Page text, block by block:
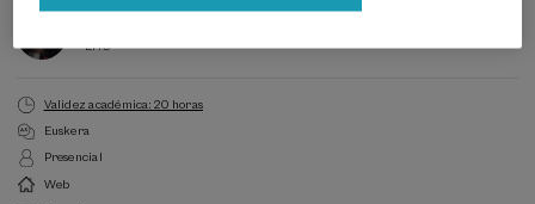
espera
curso
DIRECTOR/A DEL CURSO
EHU
Validez académica: 20 horas
Euskera
Presencial
Web